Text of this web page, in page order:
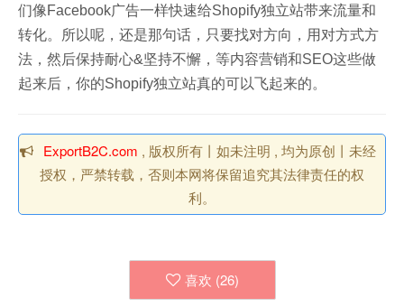
们像Facebook广告一样快速给Shopify独立站带来流量和
转化。所以呢，还是那句话，只要找对方向，用对方式方
法，然后保持耐心&坚持不懈，等内容营销和SEO这些做
起来后，你的Shopify独立站真的可以飞起来的。
ExportB2C.com , 版权所有丨如未注明 , 均为原创丨未经
授权，严禁转载，否则本网将保留追究其法律责任的权
利。
喜欢 (26)